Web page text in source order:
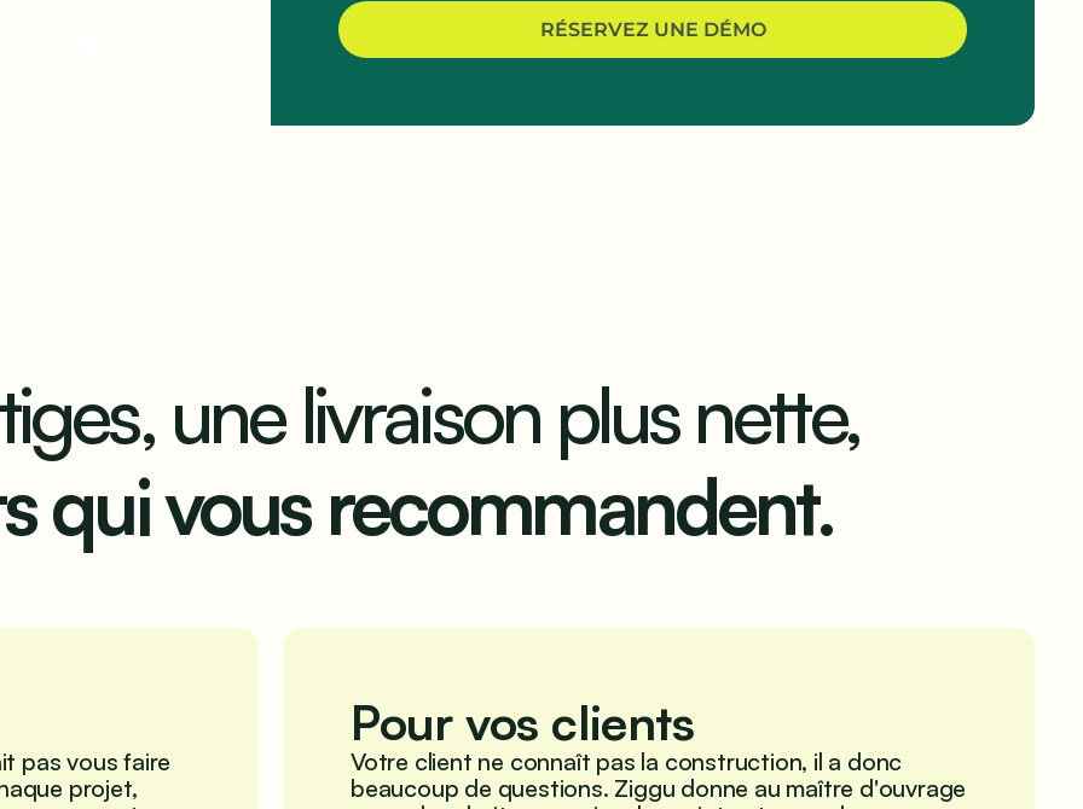
RÉSERVEZ UNE DÉMO
une livraison plus nette,
qui vous recommandent.
pas vous faire
projet,
Pour vos clients
Votre client ne connaît pas la construction, il a donc
beaucoup de questions. Ziggu donne au maître d'ouvrage